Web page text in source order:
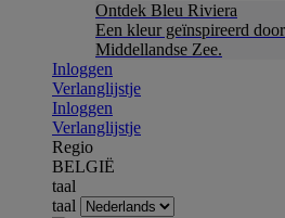
Ontdek Bleu Riviera
Een kleur geïnspireerd
Middellandse Zee.
Inloggen
Verlanglijstje
Inloggen
Verlanglijstje
Regio
BELGIË
taal
taal